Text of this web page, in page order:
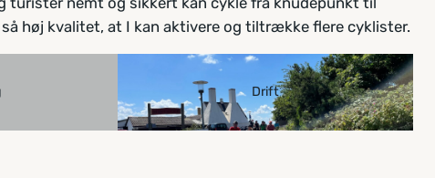
høj kvalitet, at I kan aktivere og tiltrække flere cyklister.
Drift